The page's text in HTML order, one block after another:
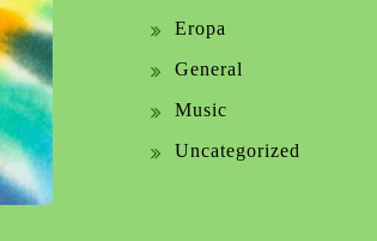
Eropa
General
Music
Uncategorized